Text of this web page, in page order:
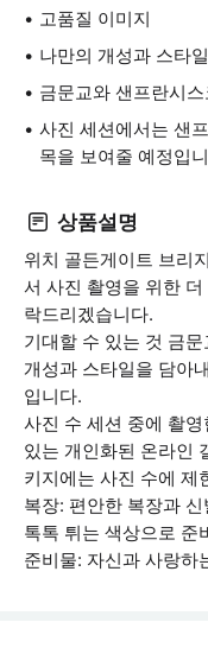
고품질 이미지
나만의 개성과 스타
금문교와 샌프란시
사진 세션에서는 샌
목을 보여줄 예정입
상품설명
위치 골든게이트 브리
서 사진 촬영을 위한
락드리겠습니다.
기대할 수 있는 것 금
개성과 스타일을 담아
입니다.
사진 수 세션 중에 촬
있는 개인화된 온라인
키지에는 사진 수에 제
복장: 편안한 복장과
톡톡 튀는 색상으로 준
준비물: 자신과 사랑하